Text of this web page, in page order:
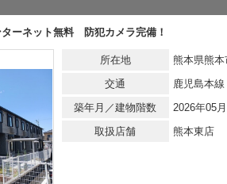
ターネット無料 防犯カメラ完備！
所在地
熊本県熊
交通
鹿児島本線
築年月／建物階数
2026年05
取扱店舗
熊本東店